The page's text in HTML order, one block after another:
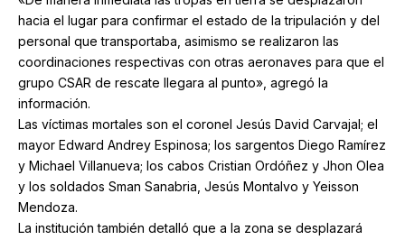
hacia el lugar para confirmar el estado de la tripulación y del
personal que transportaba, asimismo se realizaron las
coordinaciones respectivas con otras aeronaves para que el
grupo CSAR de rescate llegara al punto», agregó la
información.
Las víctimas mortales son el coronel Jesús David Carvajal; el
mayor Edward Andrey Espinosa; los sargentos Diego Ramírez
y Michael Villanueva; los cabos Cristian Ordóñez y Jhon Olea
y los soldados Sman Sanabria, Jesús Montalvo y Yeisson
Mendoza.
La institución también detalló que a la zona se desplazará